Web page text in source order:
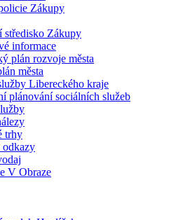
Zákupy
středisko Zákupy
informace
plán rozvoje města
města
Libereckého kraje
plánování sociálních služeb
trhy
odkazy
V Obraze